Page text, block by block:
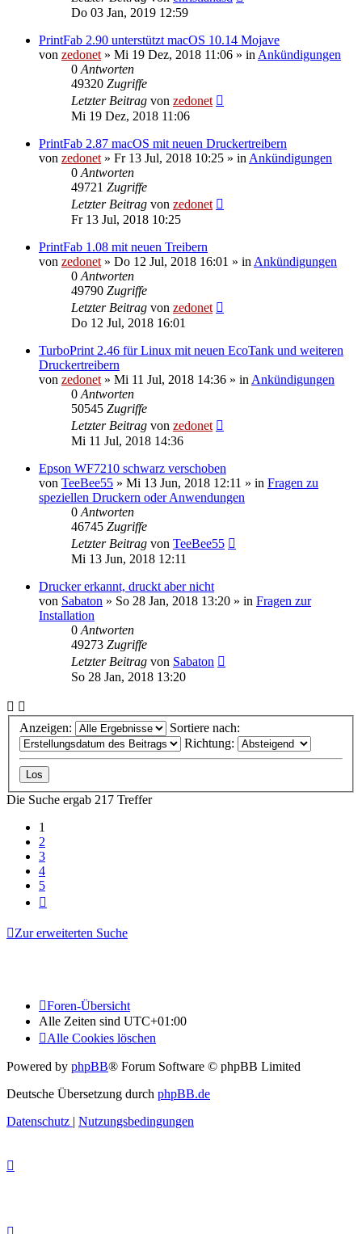
Do 03 Jan, 2019 12:59
PrintFab 2.90 unterstützt macOS 10.14 Mojave
von zedonet » Mi 19 Dez, 2018 11:06 » in Ankündigungen
0 Antworten
49320 Zugriffe
Letzter Beitrag von zedonet
Mi 19 Dez, 2018 11:06
PrintFab 2.87 macOS mit neuen Druckertreibern
von zedonet » Fr 13 Jul, 2018 10:25 » in Ankündigungen
0 Antworten
49721 Zugriffe
Letzter Beitrag von zedonet
Fr 13 Jul, 2018 10:25
PrintFab 1.08 mit neuen Treibern
von zedonet » Do 12 Jul, 2018 16:01 » in Ankündigungen
0 Antworten
49790 Zugriffe
Letzter Beitrag von zedonet
Do 12 Jul, 2018 16:01
TurboPrint 2.46 für Linux mit neuen EcoTank und weiteren
Druckertreibern
von zedonet » Mi 11 Jul, 2018 14:36 » in Ankündigungen
0 Antworten
50545 Zugriffe
Letzter Beitrag von zedonet
Mi 11 Jul, 2018 14:36
Epson WF7210 schwarz verschoben
von TeeBee55 » Mi 13 Jun, 2018 12:11 » in Fragen zu
speziellen Druckern oder Anwendungen
0 Antworten
46745 Zugriffe
Letzter Beitrag von TeeBee55
Mi 13 Jun, 2018 12:11
Drucker erkannt, druckt aber nicht
von Sabaton » So 28 Jan, 2018 13:20 » in Fragen zur
Installation
0 Antworten
49273 Zugriffe
Letzter Beitrag von Sabaton
So 28 Jan, 2018 13:20
Anzeigen:
Sortiere nach:
Richtung:
Die Suche ergab 217 Treffer
1
2
3
4
5
Zur erweiterten Suche
Foren-Übersicht
Alle Zeiten sind UTC+01:00
Alle Cookies löschen
Powered by phpBB® Forum Software © phpBB Limited
Deutsche Übersetzung durch phpBB.de
Datenschutz
Nutzungsbedingungen